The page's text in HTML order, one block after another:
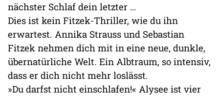
nächster Schlaf dein letzter …
Dies ist kein Fitzek-Thriller, wie du ihn
erwartest. Annika Strauss und Sebastian
Fitzek nehmen dich mit in eine neue, dunkle,
übernatürliche Welt. Ein Albtraum, so intensiv,
dass er dich nicht mehr loslässt.
»Du darfst nicht einschlafen!« Alysee ist vier